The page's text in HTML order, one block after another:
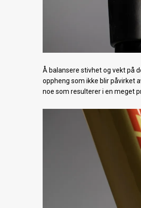
Å balansere stivhet og vekt på
oppheng som ikke blir påvirket
noe som resulterer i en meget